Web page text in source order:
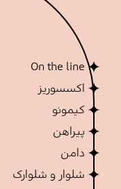
On the line
اکسسوریز
کیمونو
پیراهن
دامن
شلوار و شلوارک